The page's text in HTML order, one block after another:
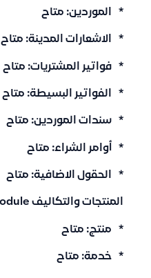
* الموردين: متاح
* الاشعارات المدينة: متاح
* فواتير المشتريات: متاح
* الفواتير البسيطة: متاح
* سندات الموردين: متاح
* أوامر الشراء: متاح
* الحقول الاضافية: متاح
المنتجات والتكاليف Inventory Module
* منتج: متاح
* خدمة: متاح